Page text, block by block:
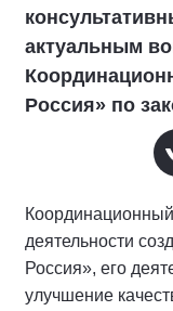
актуальным
Россия» по
Координационный
деятельности
Россия», его
улучшение